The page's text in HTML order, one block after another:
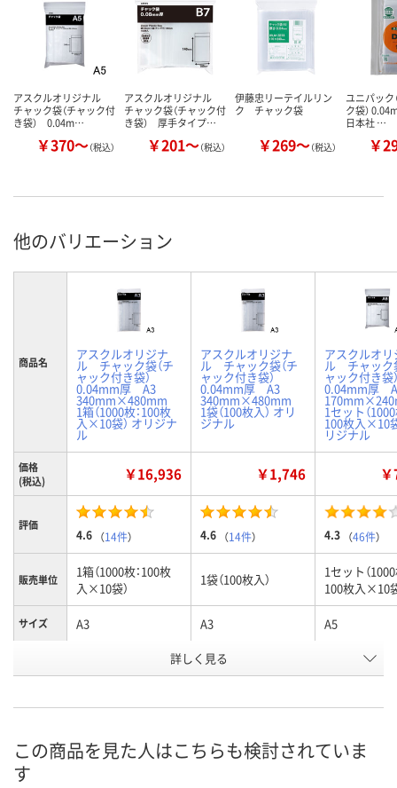
アスクルオリジナル
チャック袋（チャック付
き袋） 0.04m…
￥370～（税込）
アスクルオリジナル
チャック袋（チャック付
き袋） 厚手タイプ…
￥201～（税込）
伊藤忠リーテイルリン
ク チャック袋
￥269～（税込）
ユニパック
ク袋）
日本社 …
￥
他のバリエーション
商品名 アスクルオリジナ
ル チャック袋（チ
ャック付き袋）
0.04mm厚 A3
340mm×480mm
1箱（1000枚：100枚
入×10袋） オリジナ
ル
アスクルオリジナ
ル チャック袋（チ
ャック付き袋）
0.04mm厚 A3
340mm×480mm
1袋（100枚入） オリ
ジナル
アスクルオリ
ル チャック
ャック付き
0.04mm厚
1セット（1000
100枚入×10
リジナル
価格
(税込)
￥16,936 ￥1,746
評価
4.6 （14件） 4.6 （14件） 4.3 （46件）
販売単位
1箱（1000枚：100枚
入×10袋）
1袋（100枚入）
1セット（1000
100枚入×10
サイズ A3 A3 A5
2326890 9477466
8月7日（金）
詳しく見る
この商品を見た人はこちらも検討されていま
す